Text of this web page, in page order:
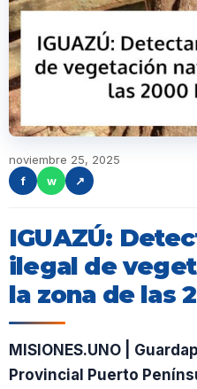
noviembre 25, 2025
f
w ↗
IGUAZÚ:
ilegal de
la zona de las
MISIONES.UNO |
Provincial Puerto